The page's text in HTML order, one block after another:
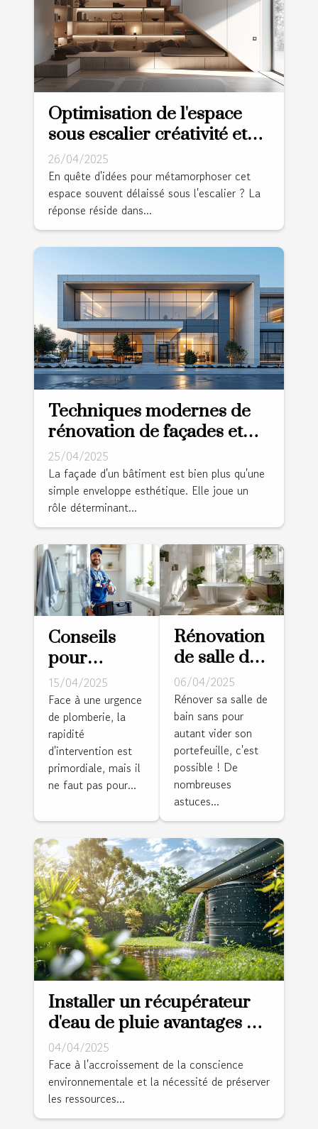
Optimisation de l'espace
sous escalier créativité et
rangements cachés pour
un intérieur épuré
26/04/2025
En quête d'idées pour métamorphoser cet
espace souvent délaissé sous l'escalier ? La
réponse réside dans...
Techniques modernes de
rénovation de façades et
leur importance
environnementale
25/04/2025
La façade d'un bâtiment est bien plus qu'une
simple enveloppe esthétique. Elle joue un
rôle déterminant...
Conseils
pour
choisir un
plombier
fiable pour
une
intervention
d'urgence
15/04/2025
Face à une urgence
de plomberie, la
rapidité
d'intervention est
primordiale, mais il
ne faut pas pour...
Rénovation
de salle de
bain à petit
budget
astuces et
conseils
pour un
espace
rafraîchi
06/04/2025
Rénover sa salle de
bain sans pour
autant vider son
portefeuille, c'est
possible ! De
nombreuses
astuces...
Installer un récupérateur
d'eau de pluie avantages et
guide d'installation pour
réduire votre
consommation
04/04/2025
Face à l'accroissement de la conscience
environnementale et la nécessité de préserver
les ressources...